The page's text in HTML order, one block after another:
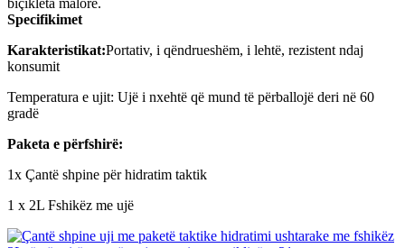
Specifikimet
Karakteristikat:Portativ, i qëndrueshëm, i lehtë, rezistent ndaj
konsumit
Temperatura e ujit: Ujë i nxehtë që mund të përballojë deri në 60
gradë
Paketa e përfshirë:
1x Çantë shpine për hidratim taktik
1 x 2L Fshikëz me ujë